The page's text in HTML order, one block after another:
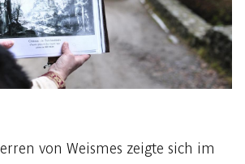
von Weismes zeigte sich im